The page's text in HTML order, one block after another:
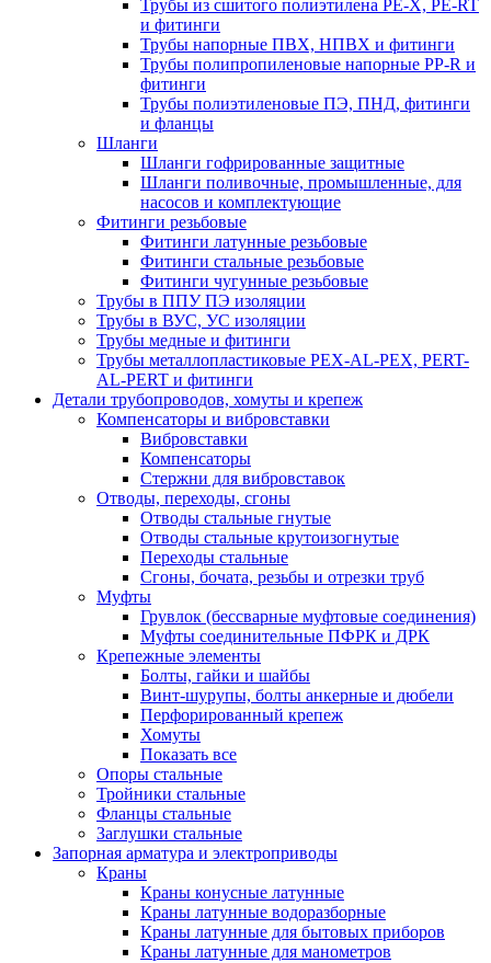
Трубы из сшитого полиэтилена PE-X, PE-RT
и фитинги
Трубы напорные ПВХ, НПВХ и фитинги
Трубы полипропиленовые напорные PP-R и
фитинги
Трубы полиэтиленовые ПЭ, ПНД, фитинги
и фланцы
Шланги
Шланги гофрированные защитные
Шланги поливочные, промышленные, для
насосов и комплектующие
Фитинги резьбовые
Фитинги латунные резьбовые
Фитинги стальные резьбовые
Фитинги чугунные резьбовые
Трубы в ППУ ПЭ изоляции
Трубы в ВУС, УС изоляции
Трубы медные и фитинги
Трубы металлопластиковые PEX-AL-PEX, PERT-
AL-PERT и фитинги
Детали трубопроводов, хомуты и крепеж
Компенсаторы и вибровставки
Вибровставки
Компенсаторы
Стержни для вибровставок
Отводы, переходы, сгоны
Отводы стальные гнутые
Отводы стальные крутоизогнутые
Переходы стальные
Сгоны, бочата, резьбы и отрезки труб
Муфты
Грувлок (бессварные муфтовые соединения)
Муфты соединительные ПФРК и ДРК
Крепежные элементы
Болты, гайки и шайбы
Винт-шурупы, болты анкерные и дюбели
Перфорированный крепеж
Хомуты
Показать все
Опоры стальные
Тройники стальные
Фланцы стальные
Заглушки стальные
Запорная арматура и электроприводы
Краны
Краны конусные латунные
Краны латунные водоразборные
Краны латунные для бытовых приборов
Краны латунные для манометров